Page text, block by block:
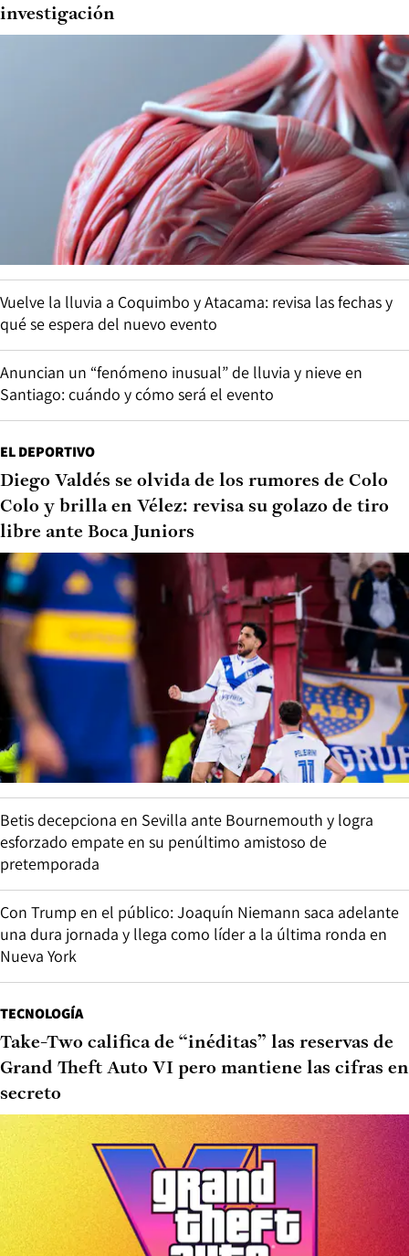
investigación
Vuelve la lluvia a Coquimbo y Atacama: revisa las fechas y
qué se espera del nuevo evento
Anuncian un “fenómeno inusual” de lluvia y nieve en
Santiago: cuándo y cómo será el evento
EL DEPORTIVO
Diego Valdés se olvida de los rumores de Colo
Colo y brilla en Vélez: revisa su golazo de tiro
libre ante Boca Juniors
Betis decepciona en Sevilla ante Bournemouth y logra
esforzado empate en su penúltimo amistoso de
pretemporada
Con Trump en el público: Joaquín Niemann saca adelante
una dura jornada y llega como líder a la última ronda en
Nueva York
TECNOLOGÍA
Take-Two califica de “inéditas” las reservas de
Grand Theft Auto VI pero mantiene las cifras en
secreto